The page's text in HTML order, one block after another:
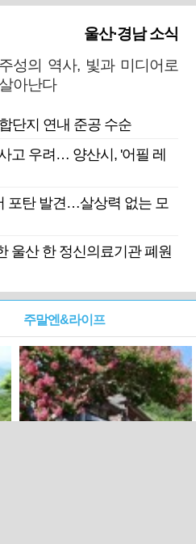
울산·경남 소식
성의 역사, 빛과 미디어로
아난다
단지 연내 준공 수순
고 우려… 양산시, '어필 레
포탄 발견…살상력 없는 모
울산 한 정신의료기관 폐원
주말엔&라이프